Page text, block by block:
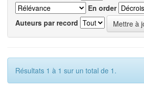
En order
Auteurs par record
Résultats 1 à 1 sur un total de 1.